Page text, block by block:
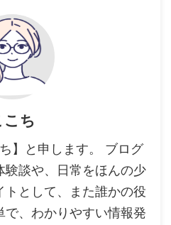
こち
】と申します。 ブログ
験談や、日常をほんの少
トとして、また誰かの役
で、わかりやすい情報発